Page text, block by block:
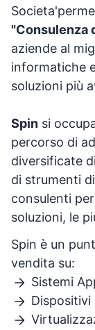
"Consulenza
aziende al
informatiche
soluzioni più
Spin si
percorso di
diversificate
di strumenti
consulenti
soluzioni, le
Spin è un
vendita su:
Sistemi